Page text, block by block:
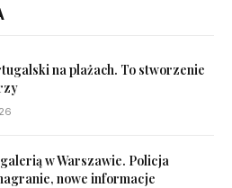
na plażach. To stworzenie
w Warszawie. Policja
nowe informacje